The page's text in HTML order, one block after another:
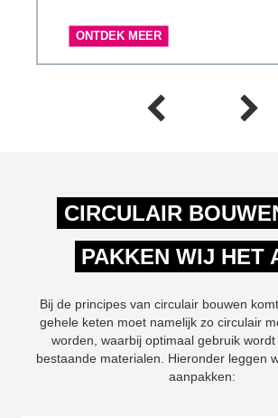
ONTDEK MEER
CIRCULAIR
PAKKEN WIJ HET
Bij de principes van circulair bouwen
gehele keten moet namelijk zo circulair
worden, waarbij optimaal gebruik
bestaande materialen. Hieronder leggen
aanpakken: